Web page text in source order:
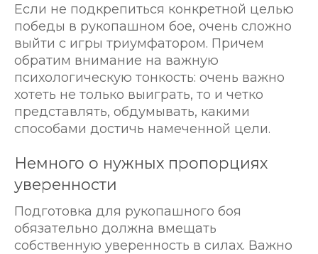
Если не подкрепиться конкретной целью
победы в рукопашном бое, очень сложно
выйти с игры триумфатором. Причем
обратим внимание на важную
психологическую тонкость: очень важно
хотеть не только выиграть, то и четко
представлять, обдумывать, какими
способами достичь намеченной цели.
Немного о нужных пропорциях
уверенности
Подготовка для рукопашного боя
обязательно должна вмещать
собственную уверенность в силах. Важно